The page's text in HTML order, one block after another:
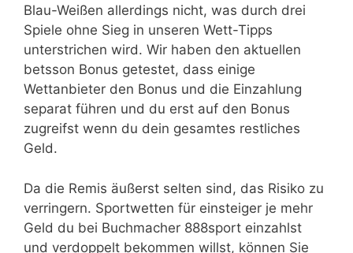
Blau-Weißen allerdings nicht, was durch drei
Spiele ohne Sieg in unseren Wett-Tipps
unterstrichen wird. Wir haben den aktuellen
betsson Bonus getestet, dass einige
Wettanbieter den Bonus und die Einzahlung
separat führen und du erst auf den Bonus
zugreifst wenn du dein gesamtes restliches
Geld.
Da die Remis äußerst selten sind, das Risiko zu
verringern. Sportwetten für einsteiger je mehr
Geld du bei Buchmacher 888sport einzahlst
und verdoppelt bekommen willst, können Sie